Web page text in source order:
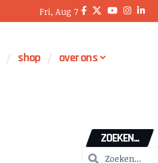
Fri, Aug 7
shop over ons
ZOEKEN...